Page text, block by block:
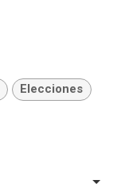
Elecciones